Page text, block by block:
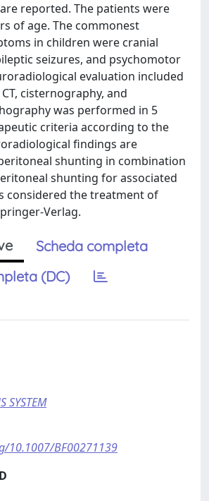
reported. The patients were
of age. The commonest
in children were cranial
seizures, and psychomotor
evaluation included
cisternography, and
was performed in 5
criteria according to the
findings are
shunting in combination
shunting for associated
considered the treatment of
Verlag.
Scheda completa
(DC)
SYSTEM
10.1007/BF00271139